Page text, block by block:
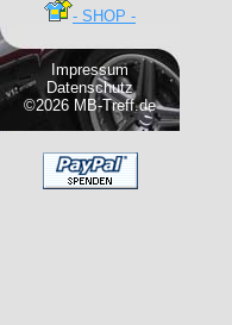
- SHOP -
Impressum
Datenschutz
©2026 MB-Treff.de